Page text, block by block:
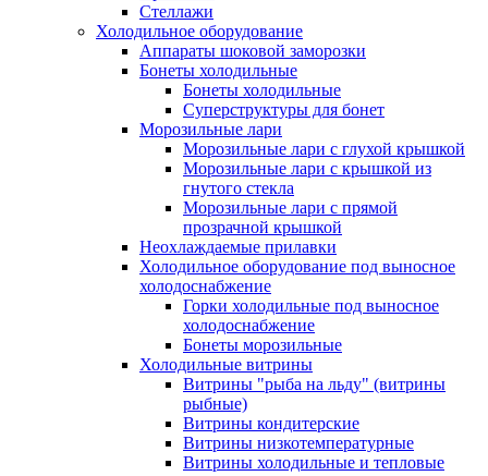
Стеллажи
Холодильное оборудование
Аппараты шоковой заморозки
Бонеты холодильные
Бонеты холодильные
Суперструктуры для бонет
Морозильные лари
Морозильные лари с глухой крышкой
Морозильные лари с крышкой из
гнутого стекла
Морозильные лари с прямой
прозрачной крышкой
Неохлаждаемые прилавки
Холодильное оборудование под выносное
холодоснабжение
Горки холодильные под выносное
холодоснабжение
Бонеты морозильные
Холодильные витрины
Витрины "рыба на льду" (витрины
рыбные)
Витрины кондитерские
Витрины низкотемпературные
Витрины холодильные и тепловые